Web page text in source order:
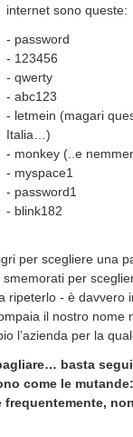
internet sono queste:
- password
- 123456
- qwerty
- abc123
- letmein (magari
Italia…)
- monkey (..e
- myspace1
- password1
- blink182
per scegliere una
per
ripeterlo - è davvero
il nostro nome
l’azienda per la
basta
come le